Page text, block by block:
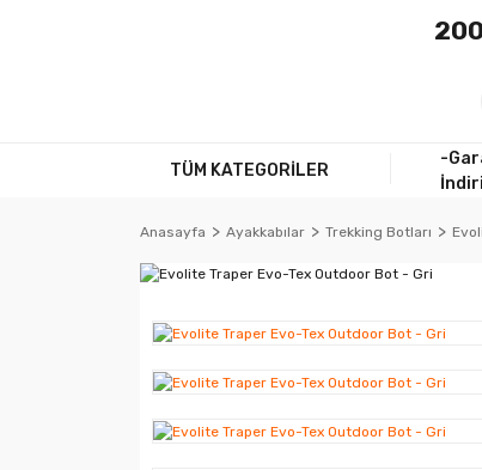
TÜM KATEGORİLER
-
Anasayfa Ayakkabılar Trekking Botları